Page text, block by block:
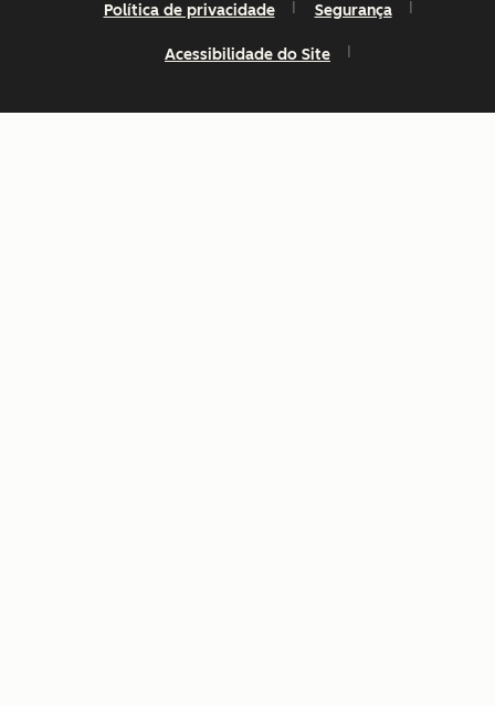
Política de privacidade Segurança
Acessibilidade do Site